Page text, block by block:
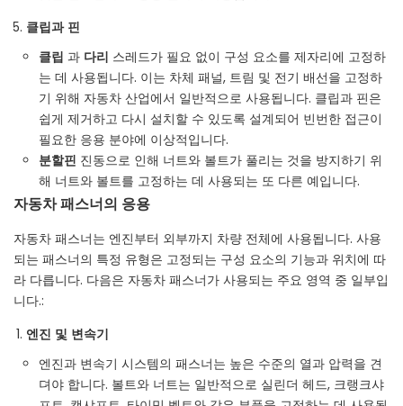
클립과 핀
클립 과 다리 스레드가 필요 없이 구성 요소를 제자리에 고정하
는 데 사용됩니다. 이는 차체 패널, 트림 및 전기 배선을 고정하
기 위해 자동차 산업에서 일반적으로 사용됩니다. 클립과 핀은
쉽게 제거하고 다시 설치할 수 있도록 설계되어 빈번한 접근이
필요한 응용 분야에 이상적입니다.
분할핀 진동으로 인해 너트와 볼트가 풀리는 것을 방지하기 위
해 너트와 볼트를 고정하는 데 사용되는 또 다른 예입니다.
자동차 패스너의 응용
자동차 패스너는 엔진부터 외부까지 차량 전체에 사용됩니다. 사용
되는 패스너의 특정 유형은 고정되는 구성 요소의 기능과 위치에 따
라 다릅니다. 다음은 자동차 패스너가 사용되는 주요 영역 중 일부입
니다.:
엔진 및 변속기
엔진과 변속기 시스템의 패스너는 높은 수준의 열과 압력을 견
뎌야 합니다. 볼트와 너트는 일반적으로 실린더 헤드, 크랭크샤